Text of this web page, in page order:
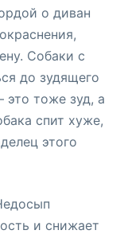
о диван
Собаки с
до зудящего
это тоже зуд, а
спит хуже,
этого
и снижает